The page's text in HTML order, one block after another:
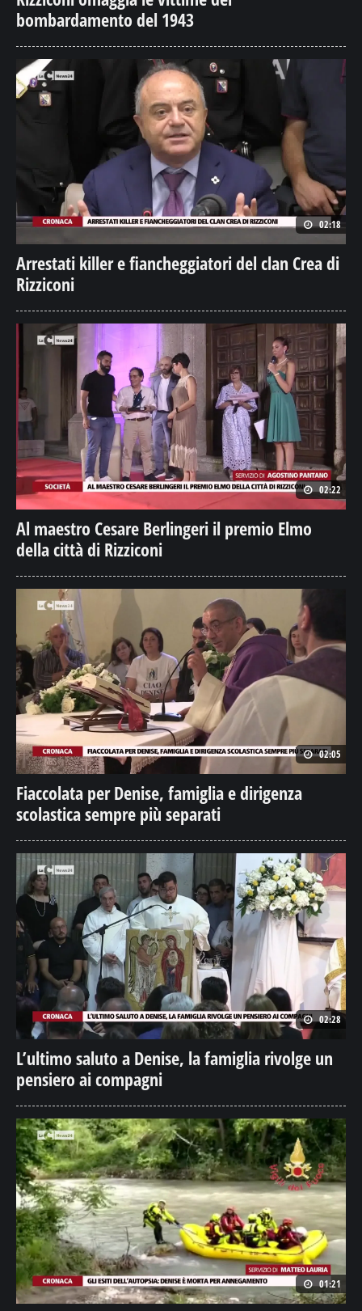
bombardamento del 1943
02:18
Arrestati killer e fiancheggiatori del clan Crea di
Rizziconi
02:22
Al maestro Cesare Berlingeri il premio Elmo
della città di Rizziconi
02:05
Fiaccolata per Denise, famiglia e dirigenza
scolastica sempre più separati
02:28
L’ultimo saluto a Denise, la famiglia rivolge un
pensiero ai compagni
01:21